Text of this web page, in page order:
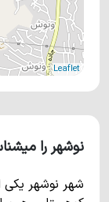
Leaflet
نوشهر را
شهر نوشهر